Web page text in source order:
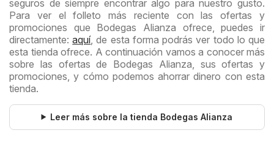
seguros de siempre encontrar algo para nuestro gusto.
Para ver el folleto más reciente con las ofertas y
promociones que Bodegas Alianza ofrece, puedes ir
directamente:aquí, de esta forma podrás ver todo lo que
esta tienda ofrece. A continuación vamos a conocer más
sobre las ofertas de Bodegas Alianza, sus ofertas y
promociones, y cómo podemos ahorrar dinero con esta
tienda.
Leer más sobre la tienda Bodegas Alianza